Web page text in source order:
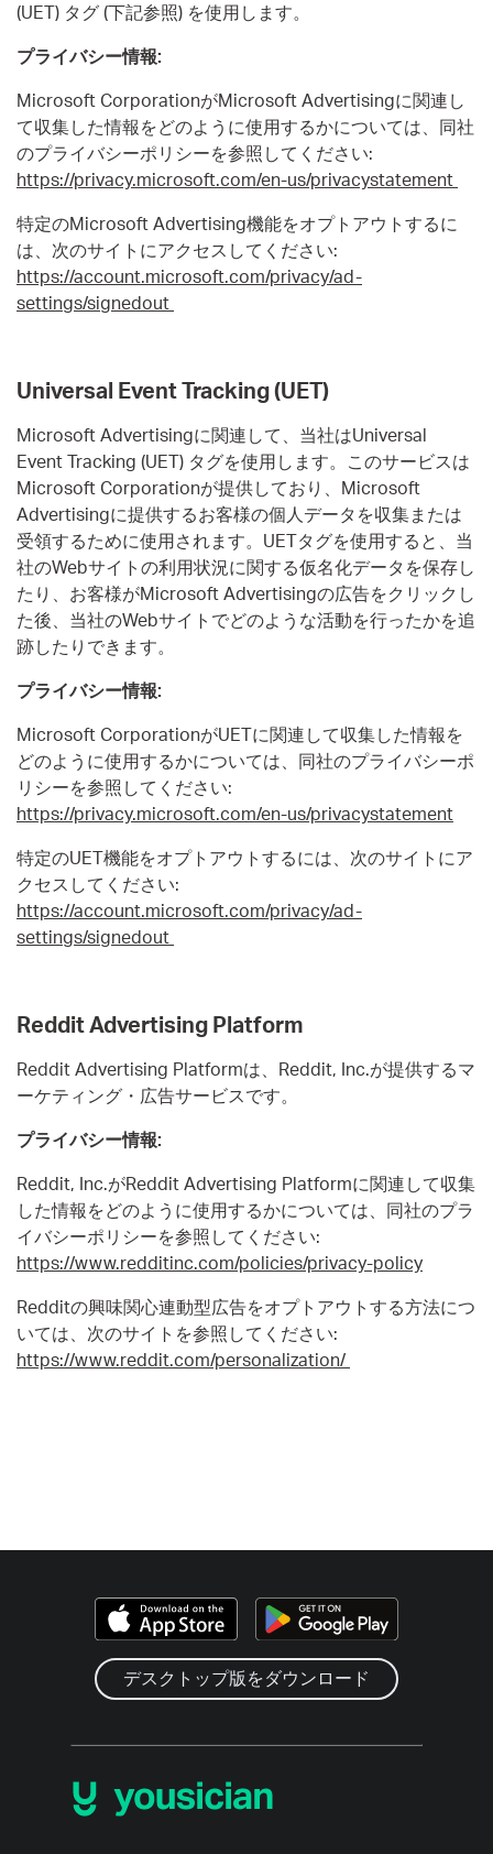
(UET) タグ (下記参照) を使用します。
プライバシー情報:
Microsoft CorporationがMicrosoft Advertisingに関連し
て収集した情報をどのように使用するかについては、同社
のプライバシーポリシーを参照してください:
https://privacy.microsoft.com/en-us/privacystatement
特定のMicrosoft Advertising機能をオプトアウトするに
は、次のサイトにアクセスしてください:
https://account.microsoft.com/privacy/ad-
settings/signedout
Universal Event Tracking (UET)
Microsoft Advertisingに関連して、当社はUniversal
Event Tracking (UET) タグを使用します。このサービスは
Microsoft Corporationが提供しており、Microsoft
Advertisingに提供するお客様の個人データを収集または
受領するために使用されます。UETタグを使用すると、当
社のWebサイトの利用状況に関する仮名化データを保存し
たり、お客様がMicrosoft Advertisingの広告をクリックし
た後、当社のWebサイトでどのような活動を行ったかを追
跡したりできます。
プライバシー情報:
Microsoft CorporationがUETに関連して収集した情報を
どのように使用するかについては、同社のプライバシーポ
リシーを参照してください:
https://privacy.microsoft.com/en-us/privacystatement
特定のUET機能をオプトアウトするには、次のサイトにア
クセスしてください:
https://account.microsoft.com/privacy/ad-
settings/signedout
Reddit Advertising Platform
Reddit Advertising Platformは、Reddit, Inc.が提供するマ
ーケティング・広告サービスです。
プライバシー情報:
Reddit, Inc.がReddit Advertising Platformに関連して収集
した情報をどのように使用するかについては、同社のプラ
イバシーポリシーを参照してください:
https://www.redditinc.com/policies/privacy-policy
Redditの興味関心連動型広告をオプトアウトする方法につ
いては、次のサイトを参照してください:
https://www.reddit.com/personalization/
デスクトップ版をダウンロード